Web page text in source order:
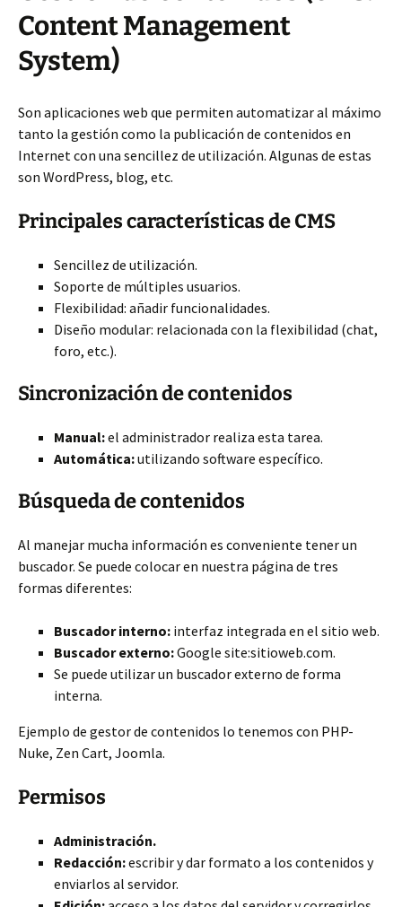
Content Management
System)
Son aplicaciones web que permiten automatizar al máximo
tanto la gestión como la publicación de contenidos en
Internet con una sencillez de utilización. Algunas de estas
son WordPress, blog, etc.
Principales características de CMS
Sencillez de utilización.
Soporte de múltiples usuarios.
Flexibilidad: añadir funcionalidades.
Diseño modular: relacionada con la flexibilidad (chat,
foro, etc.).
Sincronización de contenidos
Manual:el administrador realiza esta tarea.
Automática:utilizando software específico.
Búsqueda de contenidos
Al manejar mucha información es conveniente tener un
buscador. Se puede colocar en nuestra página de tres
formas diferentes:
Buscador interno: interfaz integrada en el sitio web.
Buscador externo:Google site:sitioweb.com.
Se puede utilizar un buscador externo de forma
interna.
Ejemplo de gestor de contenidos lo tenemos con PHP-
Nuke, Zen Cart, Joomla.
Permisos
Administración.
Redacción:escribir y dar formato a los contenidos y
enviarlos al servidor.